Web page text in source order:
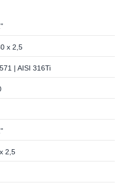
x 2,5
| AISI 316Ti
2,5